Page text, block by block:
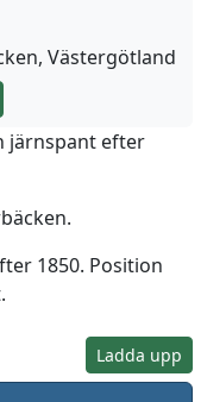
Västergötland
järnspant efter
1850. Position
Ladda upp